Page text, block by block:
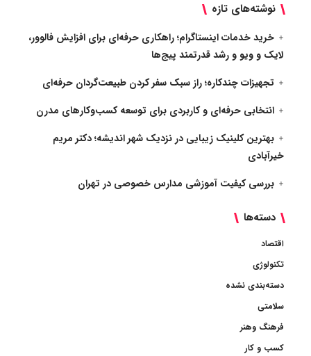
نوشته‌های تازه
خرید خدمات اینستاگرام؛ راهکاری حرفه‌ای برای افزایش فالوور،
لایک و ویو و رشد قدرتمند پیج‌ها
تجهیزات چندکاره؛ راز سبک سفر کردن طبیعت‌گردان حرفه‌ای
انتخابی حرفه‌ای و کاربردی برای توسعه کسب‌وکارهای مدرن
بهترین کلینیک زیبایی در نزدیک شهر اندیشه؛ دکتر مریم
خیرآبادی
بررسی کیفیت آموزشی مدارس خصوصی در تهران
دسته‌ها
اقتصاد
تکنولوژی
دسته‌بندی نشده
سلامتی
فرهنگ وهنر
کسب و کار